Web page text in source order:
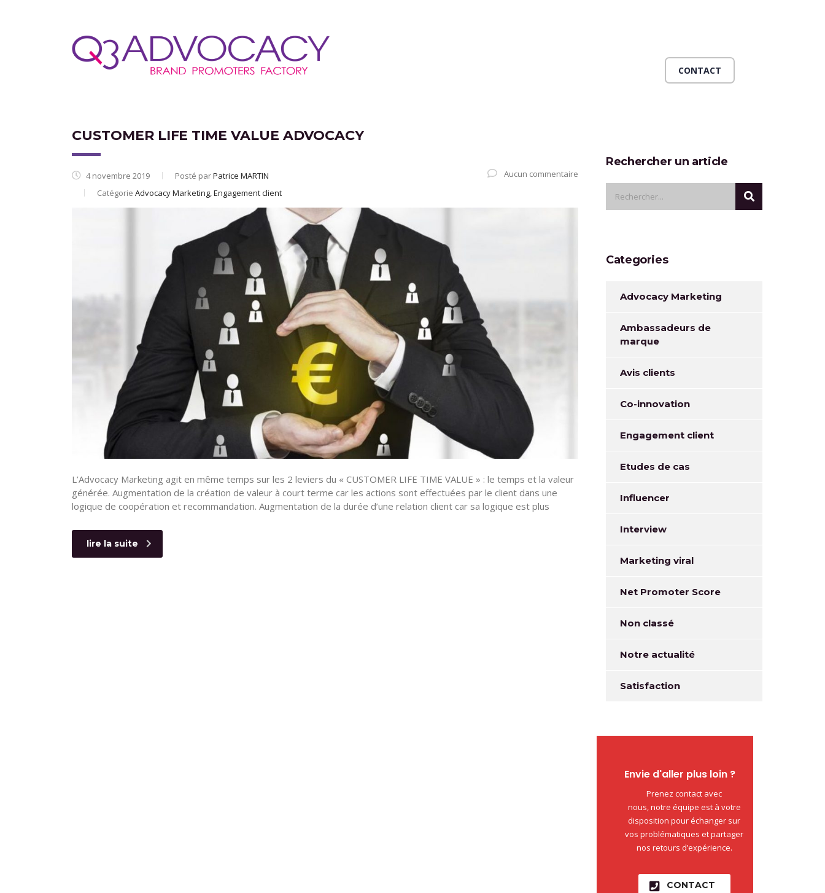
CONTACT
CUSTOMER LIFE TIME VALUE ADVOCACY
4 novembre 2019 Posté parPatrice MARTIN
Catégorie Advocacy Marketing, Engagement client
Aucun commentaire
L’Advocacy Marketing agit en même temps sur les 2 leviers du « CUSTOMER LIFE TIME VALUE » : le temps et la valeur
générée. Augmentation de la création de valeur à court terme car les actions sont effectuées par le client dans une
logique de coopération et recommandation. Augmentation de la durée d’une relation client car sa logique est plus
lire la suite
Rechercher un article
Categories
Advocacy Marketing
Ambassadeurs de
marque
Avis clients
Co-innovation
Engagement client
Etudes de cas
Influencer
Interview
Marketing viral
Net Promoter Score
Non classé
Notre actualité
Satisfaction
Envie d'aller plus loin ?
Prenez contact avec
nous, notre équipe est à votre
disposition pour échanger sur
vos problématiques et partager
nos retours d’expérience.
CONTACT